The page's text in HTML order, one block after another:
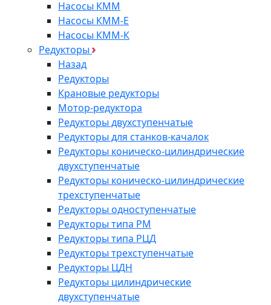
Насосы КММ
Насосы КММ-Е
Насосы КММ-К
Редукторы
Назад
Редукторы
Крановые редукторы
Мотор-редуктора
Редукторы двухступенчатые
Редукторы для станков-качалок
Редукторы коническо-цилиндрические
двухступенчатые
Редукторы коническо-цилиндрические
трехступенчатые
Редукторы одноступенчатые
Редукторы типа РМ
Редукторы типа РЦД
Редукторы трехступенчатые
Редукторы ЦДН
Редукторы цилиндрические
двухступенчатые